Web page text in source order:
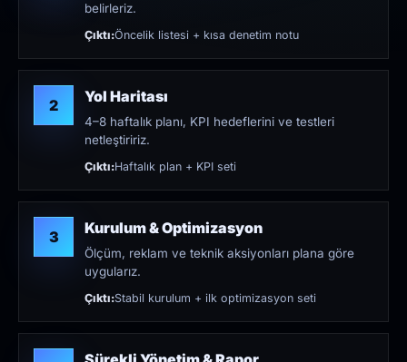
belirleriz.
Çıktı:Öncelik listesi + kısa denetim notu
2 Yol Haritası
4–8 haftalık planı, KPI hedeflerini ve testleri
netleştiririz.
Çıktı:Haftalık plan + KPI seti
3 Kurulum & Optimizasyon
Ölçüm, reklam ve teknik aksiyonları plana göre
uygularız.
Çıktı:Stabil kurulum + ilk optimizasyon seti